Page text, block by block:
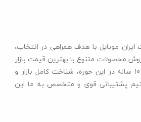
ایران موبایل با هدف همراهی در انتخاب،
محصولات متنوع با بهترین قیمت بازار
شکل گرفته است. حضور 10 ساله در این حوزه، شناخت کامل بازار و
تیم پشتیبانی قوی و متخصص به ما این